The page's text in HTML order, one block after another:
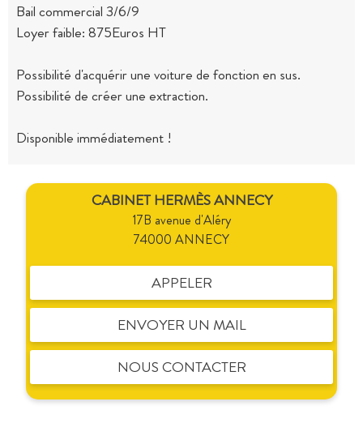
Bail commercial 3/6/9
Loyer faible: 875Euros HT
Possibilité d'acquérir une voiture de fonction en sus.
Possibilité de créer une extraction.
Disponible immédiatement !
CABINET HERMÈS ANNECY
17B avenue d'Aléry
74000 ANNECY
APPELER
ENVOYER UN MAIL
NOUS CONTACTER